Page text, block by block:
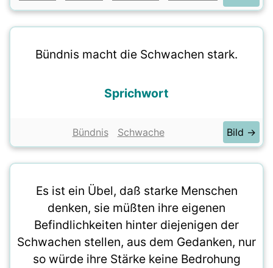
Bündnis macht die Schwachen stark.
Sprichwort
Bündnis Schwache Bild →
Es ist ein Übel, daß starke Menschen
denken, sie müßten ihre eigenen
Befindlichkeiten hinter diejenigen der
Schwachen stellen, aus dem Gedanken, nur
so würde ihre Stärke keine Bedrohung